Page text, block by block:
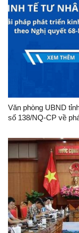
Văn phòng UBND
số 138/NQ-CP về